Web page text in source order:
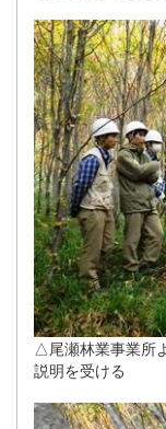
△尾瀬林業事業所
説明を受ける